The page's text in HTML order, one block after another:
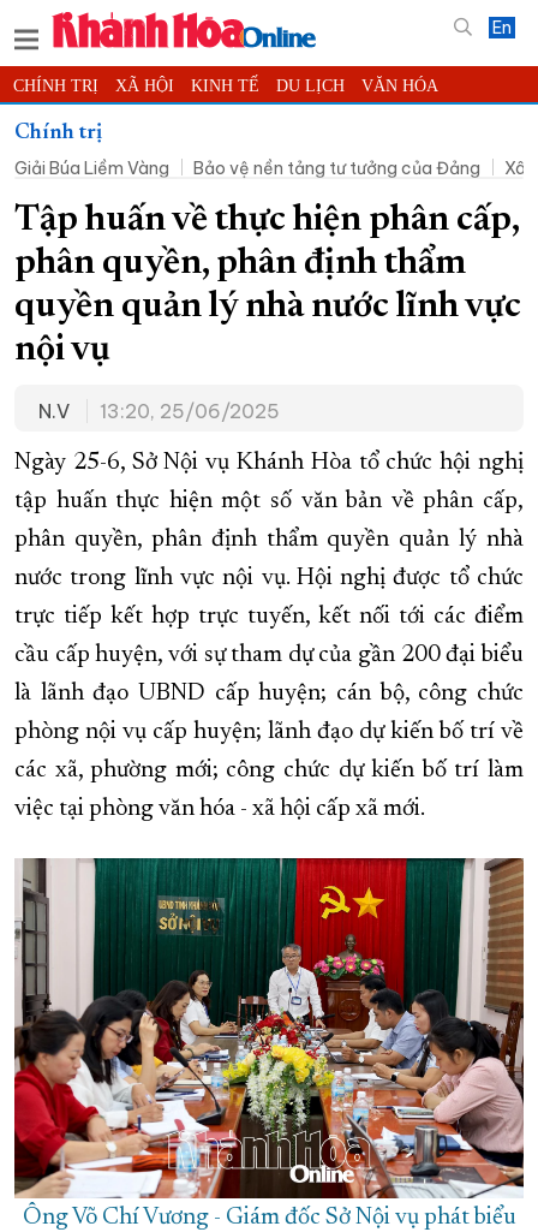
En
CHÍNH TRỊ XÃ HỘI KINH TẾ DU LỊCH VĂN HÓA
THỂ THAO
KHOA HỌC - CÔNG NGHỆ PHÁP LUẬT BẠN ĐỌC PHÓNG SỰ
THẾ GIỚI MULTIMEDIA VIDEO ĐỌC BÁO ONLINE
PODCAST THÔNG TIN - QUẢNG CÁO
QUY HOẠCH TỈNH KHÁNH HÒA
TRƯỜNG SA BIỂN ĐẢO QUÊ HƯƠNG
CHUNG TAY CẢI CÁCH HÀNH CHÍNH
XÂY DỰNG NÔNG THÔN MỚI LỊCH CẮT ĐIỆN
TÀU - XE - MÁY BAY
KỶ NIỆM 370 NĂM XÂY DỰNG VÀ PHÁT TRIỂN TỈNH KHÁNH HÒA
KHOẢNH KHẮC ĐẸP XỨ TRẦM
XÂY DỰNG KHÁNH HÒA TRỞ THÀNH THÀNH PHỐ TRỰC THUỘC
ĐẠI HỘI ĐẢNG CÁC CẤP TRANG CHỦ VỀ BÁO KHÁNH HÒA
Chính trị
Giải Búa Liềm Vàng
Bảo vệ nền tảng tư tưởng của Đảng
Tập huấn về thực hiện phân cấp,
phân quyền, phân định thẩm
quyền quản lý nhà nước lĩnh vực
nội vụ
N.V 13:20, 25/06/2025
Ngày 25-6, Sở Nội vụ Khánh Hòa tổ chức hội nghị
tập huấn thực hiện một số văn bản về phân cấp,
phân quyền, phân định thẩm quyền quản lý nhà
nước trong lĩnh vực nội vụ. Hội nghị được tổ chức
trực tiếp kết hợp trực tuyến, kết nối tới các điểm
cầu cấp huyện, với sự tham dự của gần 200 đại biểu
là lãnh đạo UBND cấp huyện; cán bộ, công chức
phòng nội vụ cấp huyện; lãnh đạo dự kiến bố trí về
các xã, phường mới; công chức dự kiến bố trí làm
việc tại phòng văn hóa - xã hội cấp xã mới.
Ông Võ Chí Vương - Giám đốc Sở Nội vụ phát biểu